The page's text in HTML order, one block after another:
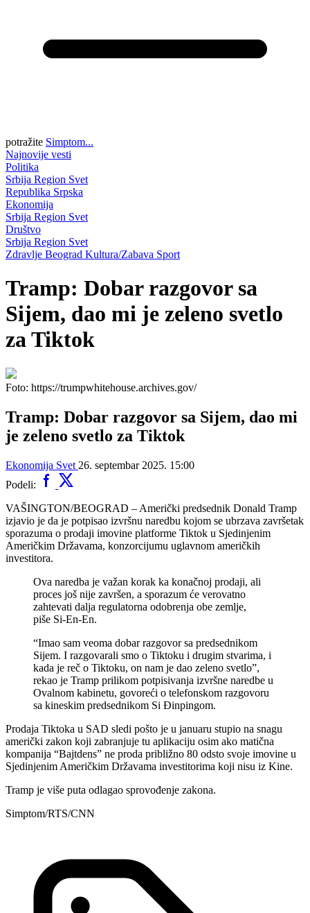
potražite Simptom...
Najnovije vesti
Politika
Srbija Region Svet
Republika Srpska
Ekonomija
Srbija Region Svet
Društvo
Srbija Region Svet
Zdravlje Beograd Kultura/Zabava Sport
Tramp: Dobar razgovor sa
Sijem, dao mi je zeleno svetlo
za Tiktok
Foto: https://trumpwhitehouse.archives.gov/
Tramp: Dobar razgovor sa Sijem, dao mi
je zeleno svetlo za Tiktok
Ekonomija Svet 26. septembar 2025. 15:00
Podeli:
VAŠINGTON/BEOGRAD – Američki predsednik Donald Tramp
izjavio je da je potpisao izvršnu naredbu kojom se ubrzava završetak
sporazuma o prodaji imovine platforme Tiktok u Sjedinjenim
Američkim Državama, konzorcijumu uglavnom američkih
investitora.
Ova naredba je važan korak ka konačnoj prodaji, ali
proces još nije završen, a sporazum će verovatno
zahtevati dalja regulatorna odobrenja obe zemlje,
piše Si-En-En.
“Imao sam veoma dobar razgovor sa predsednikom
Sijem. I razgovarali smo o Tiktoku i drugim stvarima, i
kada je reč o Tiktoku, on nam je dao zeleno svetlo”,
rekao je Tramp prilikom potpisivanja izvršne naredbe u
Ovalnom kabinetu, govoreći o telefonskom razgovoru
sa kineskim predsednikom Si Đinpingom.
Prodaja Tiktoka u SAD sledi pošto je u januaru stupio na snagu
američki zakon koji zabranjuje tu aplikaciju osim ako matična
kompanija “Bajtdens” ne proda približno 80 odsto svoje imovine u
Sjedinjenim Američkim Državama investitorima koji nisu iz Kine.
Tramp je više puta odlagao sprovođenje zakona.
Simptom/RTS/CNN